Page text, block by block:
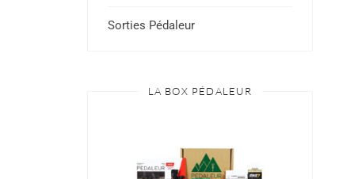
Sorties Pédaleur
LA BOX PÉDALEUR